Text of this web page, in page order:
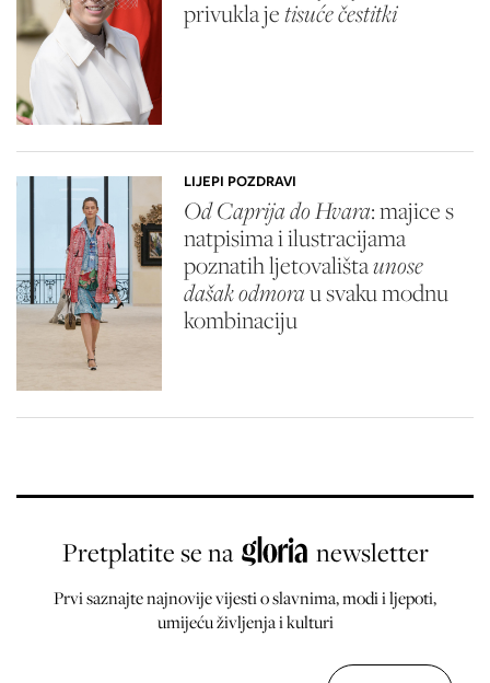
privukla jetisuće čestitki
LIJEPI POZDRAVI
Od Caprija do Hvara: majice s
natpisima i ilustracijama
poznatih ljetovalištaunose
dašak odmorau svaku modnu
kombinaciju
Pretplatite se na newsletter
Prvi saznajte najnovije vijesti o slavnima, modi i ljepoti,
umijeću življenja i kulturi